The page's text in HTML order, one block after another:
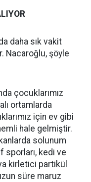
daha sık vakit
Nacaroğlu, şöyle
çocuklarımız
ortamlarda
için ev gibi
hale gelmiştir.
solunum
sporları, kedi ve
kirletici partikül
süre maruz